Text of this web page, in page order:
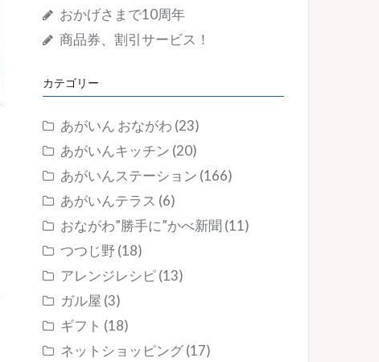
おかげさまで10周年
商品券、割引サービス！
カテゴリー
あがいん おながわ (23)
あがいんキッチン (20)
あがいんステーション (166)
あがいんテラス (6)
おながわ”勝手に”かべ新聞 (11)
つつじ野 (18)
アレンジレシピ(13)
ガル屋 (3)
ギフト (18)
ネットショッピング(17)